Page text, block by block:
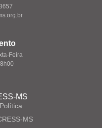
Feira
MS
MS